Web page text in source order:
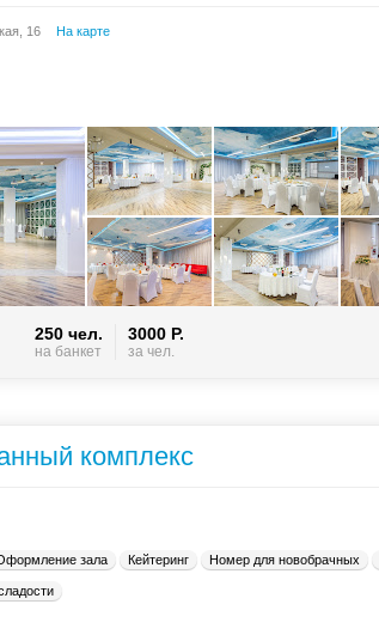
16 На карте
250 чел.
на банкет
3000 Р.
за чел.
комплекс
зала Кейтеринг Номер для новобрачных